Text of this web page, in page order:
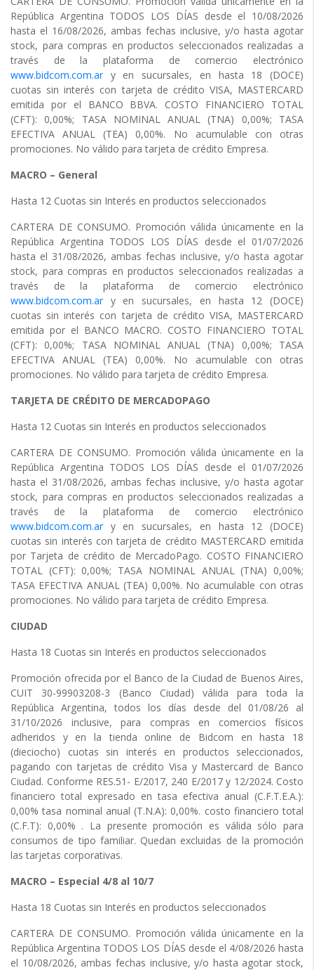
República Argentina TODOS LOS DÍAS desde el 10/08/2026
hasta el 16/08/2026, ambas fechas inclusive, y/o hasta agotar
stock, para compras en productos seleccionados realizadas a
través de la plataforma de comercio electrónico
www.bidcom.com.ary en sucursales, en hasta 18 (DOCE)
cuotas sin interés con tarjeta de crédito VISA, MASTERCARD
emitida por el BANCO BBVA. COSTO FINANCIERO TOTAL
(CFT): 0,00%; TASA NOMINAL ANUAL (TNA) 0,00%; TASA
EFECTIVA ANUAL (TEA) 0,00%. No acumulable con otras
promociones. No válido para tarjeta de crédito Empresa.
MACRO – General
Hasta 12 Cuotas sin Interés en productos seleccionados
CARTERA DE CONSUMO. Promoción válida únicamente en la
República Argentina TODOS LOS DÍAS desde el 01/07/2026
hasta el 31/08/2026, ambas fechas inclusive, y/o hasta agotar
stock, para compras en productos seleccionados realizadas a
través de la plataforma de comercio electrónico
www.bidcom.com.ary en sucursales, en hasta 12 (DOCE)
cuotas sin interés con tarjeta de crédito VISA, MASTERCARD
emitida por el BANCO MACRO. COSTO FINANCIERO TOTAL
(CFT): 0,00%; TASA NOMINAL ANUAL (TNA) 0,00%; TASA
EFECTIVA ANUAL (TEA) 0,00%. No acumulable con otras
promociones. No válido para tarjeta de crédito Empresa.
TARJETA DE CRÉDITO DE MERCADOPAGO
Hasta 12 Cuotas sin Interés en productos seleccionados
CARTERA DE CONSUMO. Promoción válida únicamente en la
República Argentina TODOS LOS DÍAS desde el 01/07/2026
hasta el 31/08/2026, ambas fechas inclusive, y/o hasta agotar
stock, para compras en productos seleccionados realizadas a
través de la plataforma de comercio electrónico
www.bidcom.com.ary en sucursales, en hasta 12 (DOCE)
cuotas sin interés con tarjeta de crédito MASTERCARD emitida
por Tarjeta de crédito de MercadoPago. COSTO FINANCIERO
TOTAL (CFT): 0,00%; TASA NOMINAL ANUAL (TNA) 0,00%;
TASA EFECTIVA ANUAL (TEA) 0,00%. No acumulable con otras
promociones. No válido para tarjeta de crédito Empresa.
CIUDAD
Hasta 18 Cuotas sin Interés en productos seleccionados
Promoción ofrecida por el Banco de la Ciudad de Buenos Aires,
CUIT 30-99903208-3 (Banco Ciudad) válida para toda la
República Argentina, todos los días desde del 01/08/26 al
31/10/2026 inclusive, para compras en comercios físicos
adheridos y en la tienda online de Bidcom en hasta 18
(dieciocho) cuotas sin interés en productos seleccionados,
pagando con tarjetas de crédito Visa y Mastercard de Banco
Ciudad. Conforme RES.51- E/2017, 240 E/2017 y 12/2024. Costo
financiero total expresado en tasa efectiva anual (C.F.T.E.A.):
0,00% tasa nominal anual (T.N.A): 0,00%. costo financiero total
(C.F.T): 0,00% . La presente promoción es válida sólo para
consumos de tipo familiar. Quedan excluidas de la promoción
las tarjetas corporativas.
MACRO – Especial 4/8 al 10/7
Hasta 18 Cuotas sin Interés en productos seleccionados
CARTERA DE CONSUMO. Promoción válida únicamente en la
República Argentina TODOS LOS DÍAS desde el 4/08/2026 hasta
el 10/08/2026, ambas fechas inclusive, y/o hasta agotar stock,